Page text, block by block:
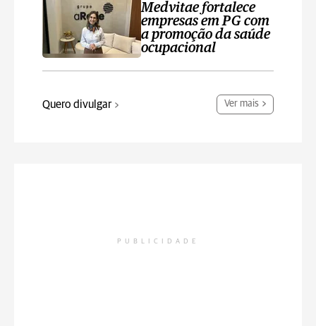
Medvitae fortalece
empresas em PG com
a promoção da saúde
ocupacional
Quero divulgar Ver mais
PUBLICIDADE